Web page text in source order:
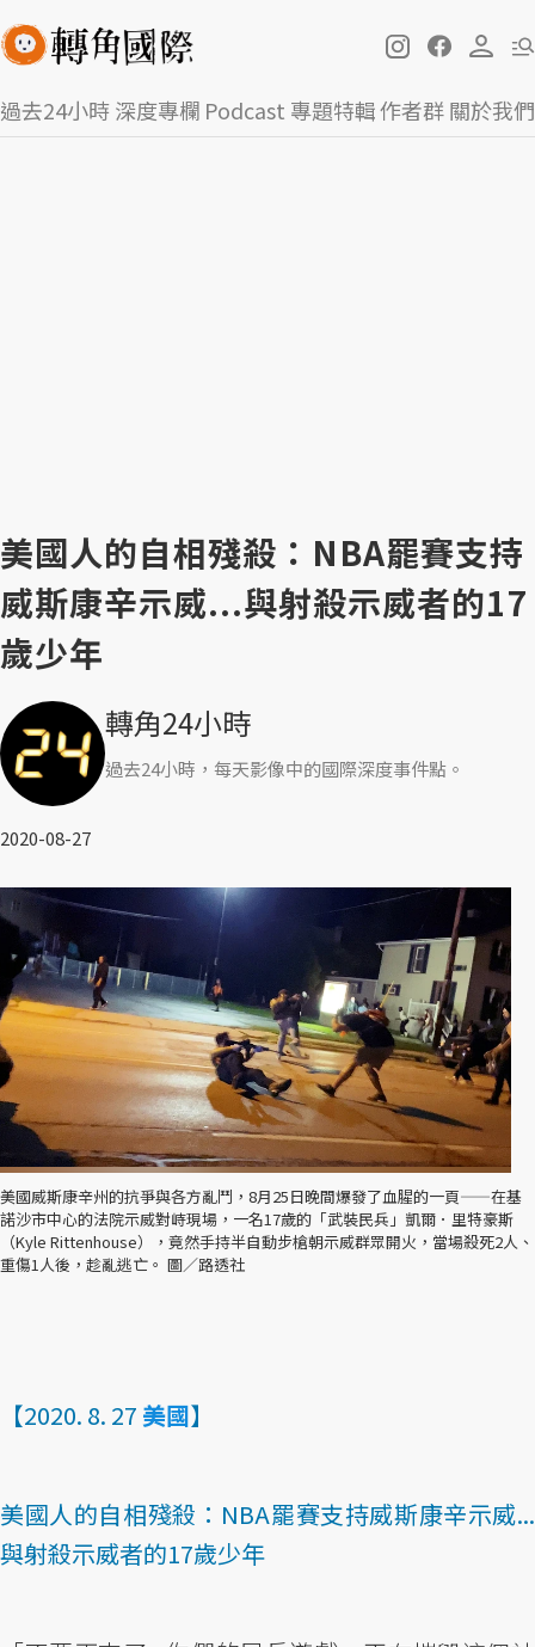
過去24小時深度專欄 Podcast 專題特輯作者群關於我們
美國人的自相殘殺：NBA罷賽支持
威斯康辛示威...與射殺示威者的17
歲少年
轉角24小時
過去24小時，每天影像中的國際深度事件點。
2020-08-27
美國威斯康辛州的抗爭與各方亂鬥，8月25日晚間爆發了血腥的一頁——在基
諾沙市中心的法院示威對峙現場，一名17歲的「武裝民兵」凱爾．里特豪斯
（Kyle Rittenhouse），竟然手持半自動步槍朝示威群眾開火，當場殺死2人、
重傷1人後，趁亂逃亡。 圖／路透社
【2020. 8. 27 美國】
美國人的自相殘殺：NBA罷賽支持威斯康辛示威...
與射殺示威者的17歲少年